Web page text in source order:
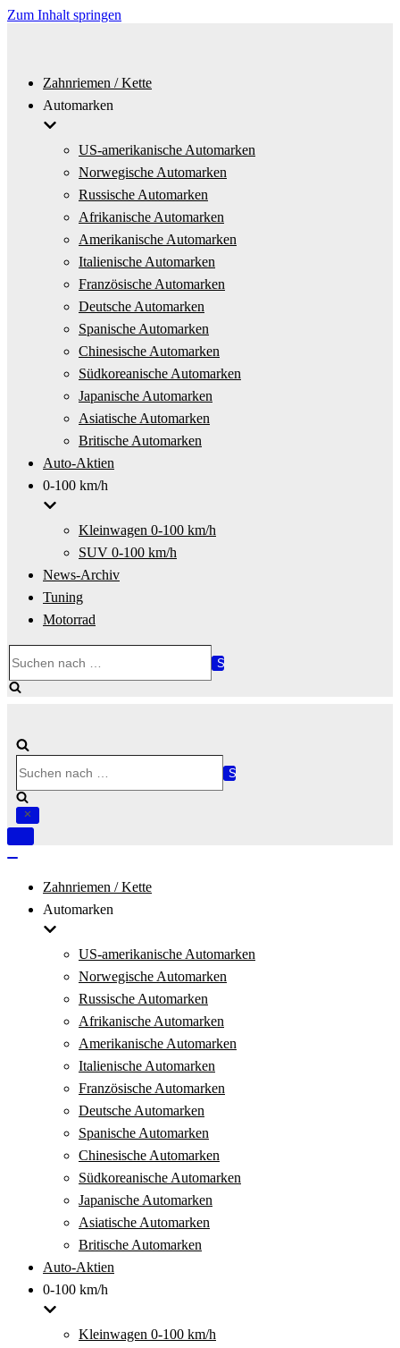
Zum Inhalt springen
Zahnriemen / Kette
Automarken
US-amerikanische Automarken
Norwegische Automarken
Russische Automarken
Afrikanische Automarken
Amerikanische Automarken
Italienische Automarken
Französische Automarken
Deutsche Automarken
Spanische Automarken
Chinesische Automarken
Südkoreanische Automarken
Japanische Automarken
Asiatische Automarken
Britische Automarken
Auto-Aktien
0-100 km/h
Kleinwagen 0-100 km/h
SUV 0-100 km/h
News-Archiv
Tuning
Motorrad
nach …
nach …
Navigation
Zahnriemen / Kette
Automarken
US-amerikanische Automarken
Norwegische Automarken
Russische Automarken
Afrikanische Automarken
Amerikanische Automarken
Italienische Automarken
Französische Automarken
Deutsche Automarken
Spanische Automarken
Chinesische Automarken
Südkoreanische Automarken
Japanische Automarken
Asiatische Automarken
Britische Automarken
Auto-Aktien
0-100 km/h
Kleinwagen 0-100 km/h